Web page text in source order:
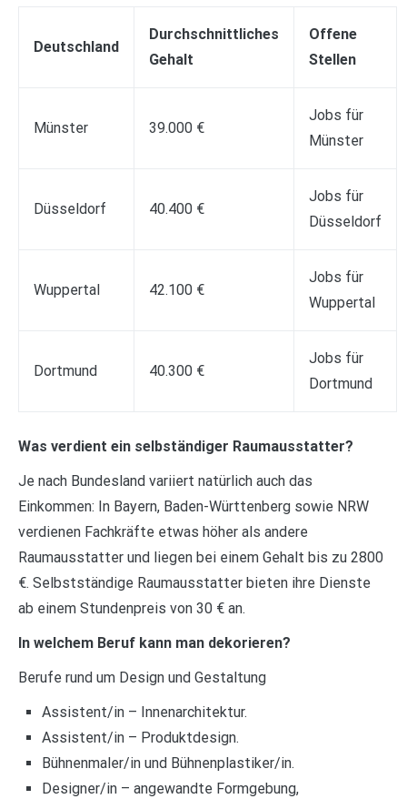
Deutschland
Durchschnittliches
Gehalt
Offene
Stellen
Münster 39.000 €
Jobs für
Münster
Düsseldorf 40.400 €
Jobs für
Düsseldorf
Wuppertal 42.100 €
Jobs für
Wuppertal
Dortmund 40.300 €
Jobs für
Dortmund
Was verdient ein selbständiger Raumausstatter?
Je nach Bundesland variiert natürlich auch das
Einkommen: In Bayern, Baden-Württenberg sowie NRW
verdienen Fachkräfte etwas höher als andere
Raumausstatter und liegen bei einem Gehalt bis zu 2800
€. Selbstständige Raumausstatter bieten ihre Dienste
ab einem Stundenpreis von 30 € an.
In welchem Beruf kann man dekorieren?
Berufe rund um Design und Gestaltung
Assistent/in – Innenarchitektur.
Assistent/in – Produktdesign.
Bühnenmaler/in und Bühnenplastiker/in.
Designer/in – angewandte Formgebung,